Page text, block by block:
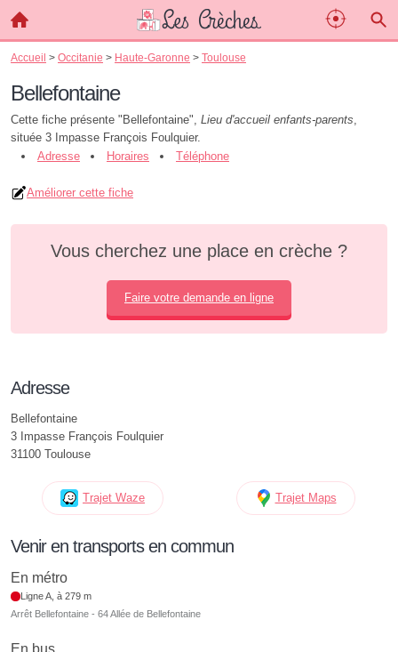
Accueil > Occitanie > Haute-Garonne > Toulouse
Bellefontaine
Cette fiche présente "Bellefontaine", Lieu d'accueil enfants-parents,
située 3 Impasse François Foulquier.
Adresse
Horaires Téléphone
Améliorer cette fiche
Vous cherchez une place en crèche ?
Faire votre demande en ligne
Adresse
Bellefontaine
3 Impasse François Foulquier
31100 Toulouse
Trajet Waze Trajet Maps
Venir en transports en commun
En métro
Ligne A, à 279 m
Arrêt Bellefontaine - 64 Allée de Bellefontaine
En bus